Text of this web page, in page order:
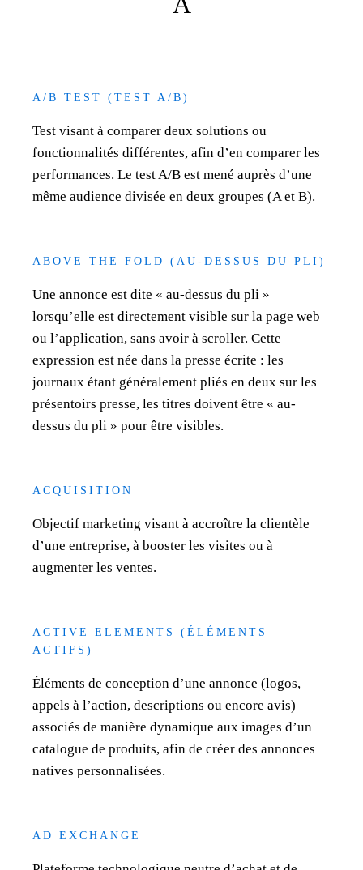
A/B TEST (TEST A/B)
Test visant à comparer deux solutions ou
fonctionnalités différentes, afin d’en comparer les
performances. Le test A/B est mené auprès d’une
même audience divisée en deux groupes (A et B).
ABOVE THE FOLD (AU-DESSUS DU PLI)
Une annonce est dite « au-dessus du pli »
lorsqu’elle est directement visible sur la page web
ou l’application, sans avoir à scroller. Cette
expression est née dans la presse écrite : les
journaux étant généralement pliés en deux sur les
présentoirs presse, les titres doivent être « au-
dessus du pli » pour être visibles.
ACQUISITION
Objectif marketing visant à accroître la clientèle
d’une entreprise, à booster les visites ou à
augmenter les ventes.
ACTIVE ELEMENTS (ÉLÉMENTS
ACTIFS)
Éléments de conception d’une annonce (logos,
appels à l’action, descriptions ou encore avis)
associés de manière dynamique aux images d’un
catalogue de produits, afin de créer des annonces
natives personnalisées.
AD EXCHANGE